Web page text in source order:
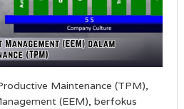
Maintenance (TPM),
(EEM), berfokus